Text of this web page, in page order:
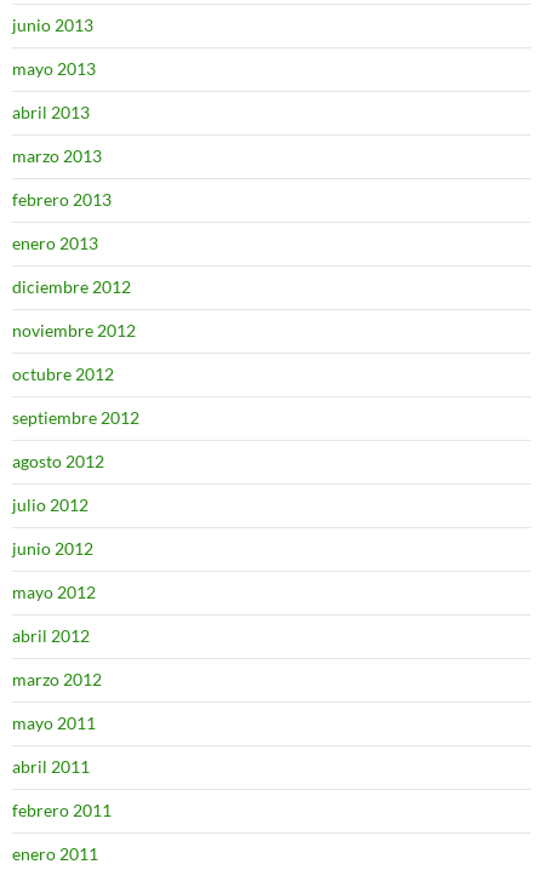
junio 2013
mayo 2013
abril 2013
marzo 2013
febrero 2013
enero 2013
diciembre 2012
noviembre 2012
octubre 2012
septiembre 2012
agosto 2012
julio 2012
junio 2012
mayo 2012
abril 2012
marzo 2012
mayo 2011
abril 2011
febrero 2011
enero 2011